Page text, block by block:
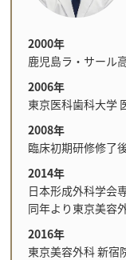
2000年
鹿児島ラ・サール
2006年
東京医科歯科大学
2008年
臨床初期研修修了
2014年
日本形成外科学会
同年より東京美容
2016年
東京美容外科 新宿